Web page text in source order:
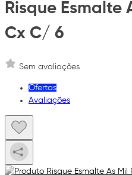
Risque Esmalte
Cx C/ 6
Sem avaliações
Ofertas
Avaliações